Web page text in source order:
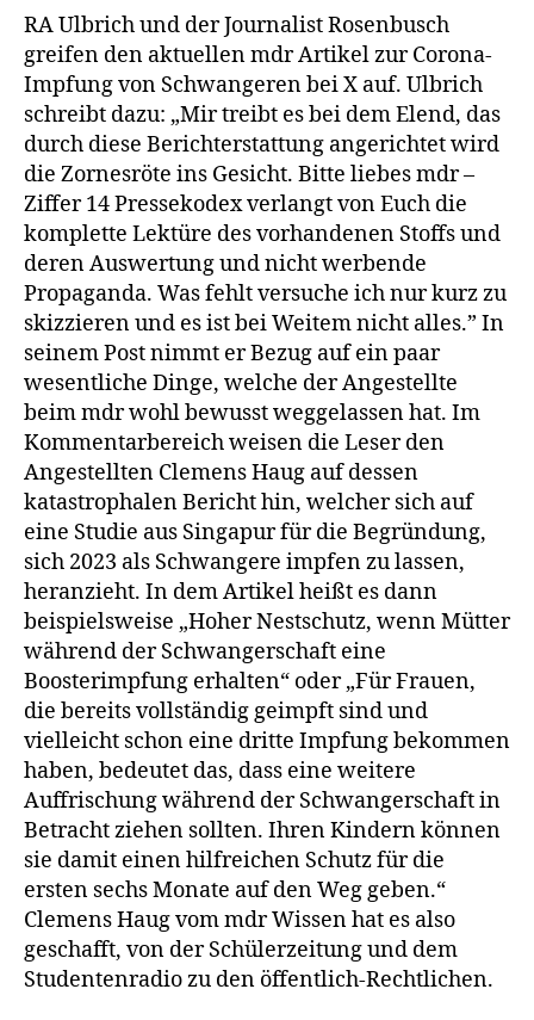
mdr:
das
an
Frauen
und
RA Ulbrich und der Journalist Rosenbusch
greifen den aktuellen mdr Artikel zur Corona-
Impfung von Schwangeren bei X auf. Ulbrich
schreibt dazu: „Mir treibt es bei dem Elend, das
durch diese Berichterstattung angerichtet wird
die Zornesröte ins Gesicht. Bitte liebes mdr –
Ziffer 14 Pressekodex verlangt von Euch die
komplette Lektüre des vorhandenen Stoffs und
deren Auswertung und nicht werbende
Propaganda. Was fehlt versuche ich nur kurz zu
skizzieren und es ist bei Weitem nicht alles.” In
seinem Post nimmt er Bezug auf ein paar
wesentliche Dinge, welche der Angestellte
beim mdr wohl bewusst weggelassen hat. Im
Kommentarbereich weisen die Leser den
Angestellten Clemens Haug auf dessen
katastrophalen Bericht hin, welcher sich auf
eine Studie aus Singapur für die Begründung,
sich 2023 als Schwangere impfen zu lassen,
heranzieht. In dem Artikel heißt es dann
beispielsweise „Hoher Nestschutz, wenn Mütter
während der Schwangerschaft eine
Boosterimpfung erhalten“ oder „Für Frauen,
die bereits vollständig geimpft sind und
vielleicht schon eine dritte Impfung bekommen
haben, bedeutet das, dass eine weitere
Auffrischung während der Schwangerschaft in
Betracht ziehen sollten. Ihren Kindern können
sie damit einen hilfreichen Schutz für die
ersten sechs Monate auf den Weg geben.“
Clemens Haug vom mdr Wissen hat es also
geschafft, von der Schülerzeitung und dem
Studentenradio zu den öffentlich-Rechtlichen.